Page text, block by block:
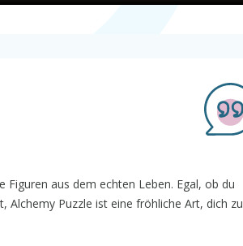
aus dem echten Leben. Egal, ob du
Puzzle ist eine fröhliche Art, dich zu